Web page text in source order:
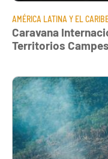
AMÉRICA LATINA Y EL
Caravana
Territorios